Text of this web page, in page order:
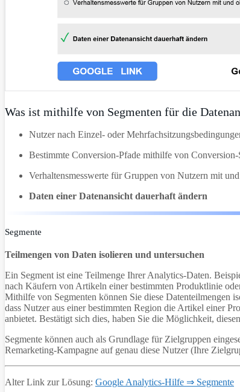
Was ist mithilfe von Segmenten für die
Nutzer nach Einzel- oder
Bestimmte Conversion-Pfade mithilfe von
Verhaltensmesswerte für Gruppen von Nutzern mit
Daten einer Datenansicht dauerhaft ändern
Segmente
Teilmengen von Daten isolieren und untersuchen
Ein Segment ist eine Teilmenge Ihrer Analytics-Daten.
nach Käufern von Artikeln einer bestimmten Produktlinie
Mithilfe von Segmenten können Sie diese Datenteilmengen
dass Nutzer aus einer bestimmten Region die Artikel einer
anbietet. Bestätigt sich dies, haben Sie die Möglichkeit,
Segmente können auch als Grundlage für Zielgruppen
Remarketing-Kampagne auf genau diese Nutzer (Ihre
Alter Link zur Lösung: Google Analytics-Hilfe ⇒ Segmente